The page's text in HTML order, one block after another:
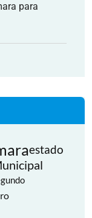
para
estado